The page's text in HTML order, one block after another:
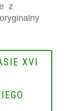
z
oryginalny
XVI